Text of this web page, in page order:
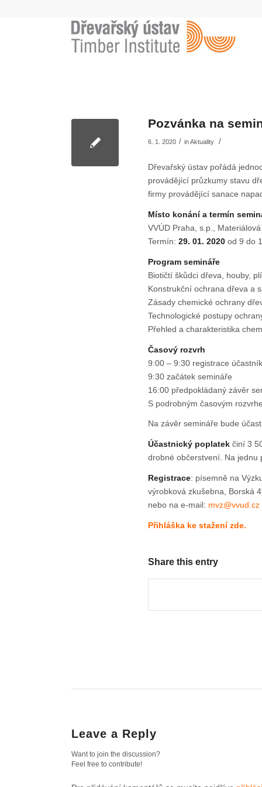
Pozvánka na
6. 1. 2020 / inAktuality /
Dřevařský ústav pořádá
provádějící průzkumy stavu
firmy provádějící sanace
Místo konání a termín
VVÚD Praha, s.p.,
Termín: 29. 01. 2020 od 9 do
Program semináře
Biotičtí škůdci dřeva, houby,
Konstrukční ochrana dřeva a
Zásady chemické ochrany
Technologické postupy
Přehled a charakteristika
Časový rozvrh
9:00 – 9:30 registrace
9:30 začátek semináře
16:00 předpokládaný závěr
S podrobným časovým
Na závěr semináře bude
Účastnický poplatek činí 3
drobné občerstvení. Na jednu
Registrace: písemně na
výrobková zkušebna, Borská
nebo na e-mail: mvz@vvud.cz
Přihláška ke stažení zde.
Share this entry
Leave a Reply
Want to join the discussion?
Feel free to contribute!